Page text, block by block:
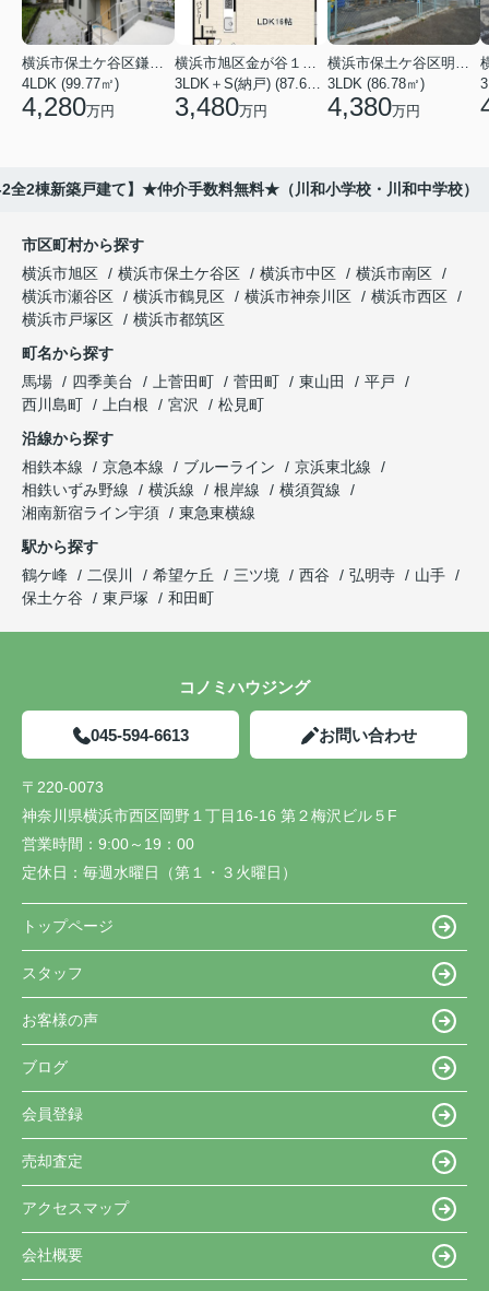
4LDK (99.77㎡)
4,280万円 3,480万円
3LDK (86.78㎡)
4,380万円
全2棟新築戸建て】★仲介手数料無料★（川和小学校・川和中学校）
市区町村から探す
横浜市旭区
横浜市保土ケ谷区 横浜市中区
横浜市南区
横浜市瀬谷区
横浜市鶴見区 横浜市神奈川区
横浜市西区
横浜市戸塚区
横浜市都筑区
町名から探す
馬場
四季美台 上菅田町 菅田町 東山田
平戸
西川島町
上白根 宮沢
松見町
沿線から探す
相鉄本線
京急本線 ブルーライン
京浜東北線
相鉄いずみ野線
横浜線 根岸線
横須賀線
湘南新宿ライン宇須
東急東横線
駅から探す
鶴ケ峰
二俣川 希望ケ丘 三ツ境 西谷 弘明寺
山手
保土ケ谷
東戸塚 和田町
コノミハウジング
045-594-6613 お問い合わせ
〒220-0073
神奈川県横浜市西区岡野１丁目16-16 第２梅沢ビル５F
営業時間： 9:00～19：00
定休日： 毎週水曜日（第１・３火曜日）
トップページ
スタッフ
お客様の声
ブログ
会員登録
売却査定
アクセスマップ
会社概要